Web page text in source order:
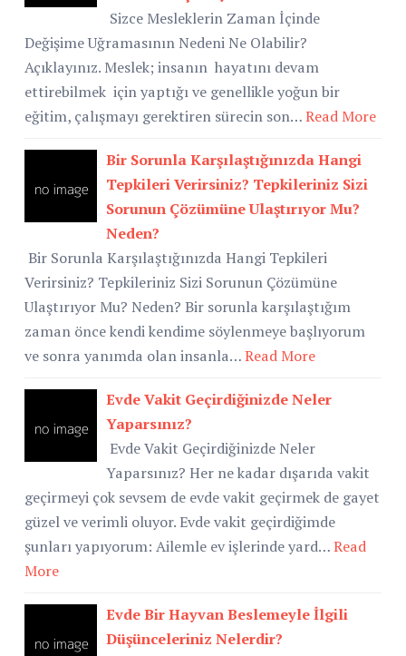
Sizce Mesleklerin Zaman İçinde
Değişime Uğramasının Nedeni Ne Olabilir?
Açıklayınız. Meslek; insanın hayatını devam
ettirebilmek için yaptığı ve genellikle yoğun bir
eğitim, çalışmayı gerektiren sürecin son…Read More
Bir Sorunla Karşılaştığınızda Hangi
Tepkileri Verirsiniz? Tepkileriniz Sizi
Sorunun Çözümüne Ulaştırıyor Mu?
Neden?
Bir Sorunla Karşılaştığınızda Hangi Tepkileri
Verirsiniz? Tepkileriniz Sizi Sorunun Çözümüne
Ulaştırıyor Mu? Neden? Bir sorunla karşılaştığım
zaman önce kendi kendime söylenmeye başlıyorum
ve sonra yanımda olan insanla…Read More
Evde Vakit Geçirdiğinizde Neler
Yaparsınız?
Evde Vakit Geçirdiğinizde Neler
Yaparsınız? Her ne kadar dışarıda vakit
geçirmeyi çok sevsem de evde vakit geçirmek de gayet
güzel ve verimli oluyor. Evde vakit geçirdiğimde
şunları yapıyorum: Ailemle ev işlerinde yard…Read
More
Evde Bir Hayvan Beslemeyle İlgili
Düşünceleriniz Nelerdir?